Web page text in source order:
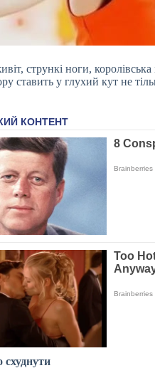
стрункі ноги,
ставить у глухий кут не